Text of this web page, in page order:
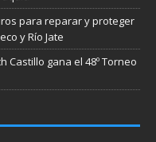
para reparar y proteger
y Río Jate
Castillo gana el 48º Torneo